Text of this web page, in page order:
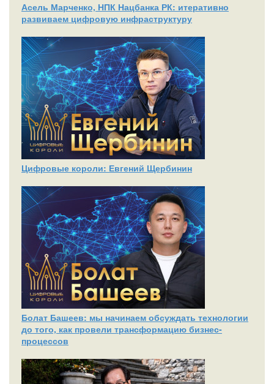
Асель Марченко, НПК Нацбанка РК: итеративно
развиваем цифровую инфраструктуру
Цифровые короли: Евгений Щербинин
Болат Башеев: мы начинаем обсуждать технологии
до того, как провели трансформацию бизнес-
процессов